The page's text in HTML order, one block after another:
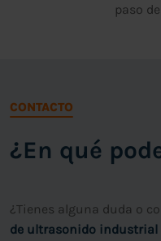
paso
CONTACTO
¿En qué
¿Tienes alguna duda o
de ultrasonido industrial